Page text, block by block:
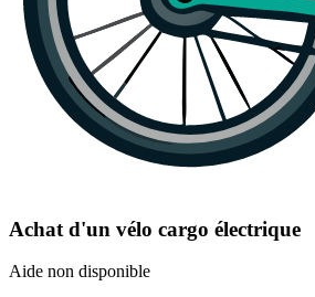
Achat d'un vélo cargo électrique
Aide non disponible